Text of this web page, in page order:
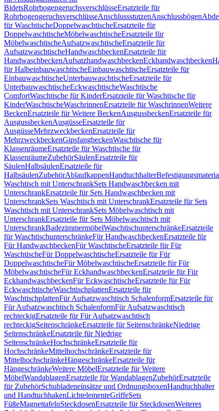
BidetsRohrbogengeruchsverschlüsseErsatzteile für
RohrbogengeruchsverschlüsseAnschlussstutzenAnschlussbögen
für WaschtischeDoppelwaschtischeErsatzteile für
DoppelwaschtischeMöbelwaschtischeErsatzteile für
MöbelwaschtischeAufsatzwaschtischeErsatzteile für
AufsatzwaschtischeHandwaschbeckenErsatzteile für
HandwaschbeckenAufsatzhandwaschbeckenEckhandwaschbecken
für HalbeinbauwaschtischeEinbauwaschtischeErsatzteile für
EinbauwaschtischeUnterbauwaschtischeErsatzteile für
UnterbauwaschtischeEckwaschtischeWaschtische
ComfortWaschtische für KinderErsatzteile für Waschtische für
KinderWaschtischeWaschrinnenErsatzteile für WaschrinnenWeitere
BeckenErsatzteile für Weitere BeckenAusgussbeckenErsatzteile für
AusgussbeckenAusgüsseErsatzteile für
AusgüsseMehrzweckbeckenErsatzteile für
MehrzweckbeckenGipsfangbeckenWaschtische für
KlassenräumeErsatzteile für Waschtische für
KlassenräumeZubehörSäulenErsatzteile für
SäulenHalbsäulenErsatzteile für
HalbsäulenZubehörAblaufkappenHandtuchhalter
Waschtisch mit UnterschrankSets Handwaschbecken mit
UnterschrankErsatzteile für Sets Handwaschbecken mit
UnterschrankSets Waschtisch mit UnterschrankErsatzteile für Sets
Waschtisch mit UnterschrankSets Möbelwaschtisch mit
UnterschrankErsatzteile für Sets Möbelwaschtisch mit
UnterschrankBadezimmermöbelWaschtischunterschränkeErsatzteile
für WaschtischunterschränkeFür HandwaschbeckenErsatzteile für
Für HandwaschbeckenFür WaschtischeErsatzteile für Für
WaschtischeFür DoppelwaschtischeErsatzteile für Für
DoppelwaschtischeFür MöbelwaschtischeErsatzteile für Für
MöbelwaschtischeFür EckhandwaschbeckenErsatzteile für Für
EckhandwaschbeckenFür EckwaschtischeErsatzteile für Für
EckwaschtischeWaschtischplattenErsatzteile für
WaschtischplattenFür Aufsatzwaschtisch SchalenformErsatzteile für
Für Aufsatzwaschtisch SchalenformFür Aufsatzwaschtisch
rechteckigErsatzteile für Für Aufsatzwaschtisch
rechteckigSeitenschränkeErsatzteile für SeitenschränkeNiedrige
SeitenschränkeErsatzteile für Niedrige
SeitenschränkeHochschränkeErsatzteile für
HochschränkeMittelhochschränkeErsatzteile für
MittelhochschränkeHängeschränkeErsatzteile für
HängeschränkeWeitere MöbelErsatzteile für Weitere
MöbelWandablagenErsatzteile für WandablagenZubehörErsatzteile
für ZubehörSchubladeneinsätze und OrdnungsboxenHandtuchhalter
und HandtuchhakenLichtelementeGriffeSets
FüßeMagnettafelnSteckdosenErsatzteile für SteckdosenWeiteres